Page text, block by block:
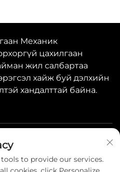
Механик
цахилгаан
жил салбартаа
хайж буй дэлхийн
хандалттай байна.
to provide our services.